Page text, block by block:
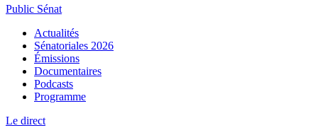
Public Sénat
Actualités
Sénatoriales 2026
Émissions
Documentaires
Podcasts
Programme
Le direct